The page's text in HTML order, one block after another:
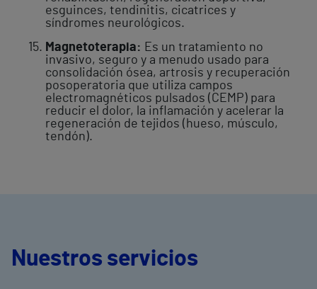
esguinces, tendinitis, cicatrices y
síndromes neurológicos.
Magnetoterapia: Es un tratamiento no
invasivo, seguro y a menudo usado para
consolidación ósea, artrosis y recuperación
posoperatoria que utiliza campos
electromagnéticos pulsados (CEMP) para
reducir el dolor, la inflamación y acelerar la
regeneración de tejidos (hueso, músculo,
tendón).
Nuestros servicios